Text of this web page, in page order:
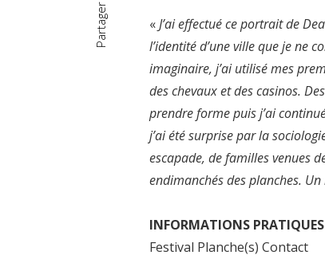
Partager «J’ai effectué ce portrait de
l’identité d’une ville que je ne
imaginaire, j’ai utilisé mes
des chevaux et des casinos.
prendre forme puis j’ai
j’ai été surprise par la
escapade, de familles venues
endimanchés des planches.
INFORMATIONS PRATIQUES
Festival Planche(s) Contact